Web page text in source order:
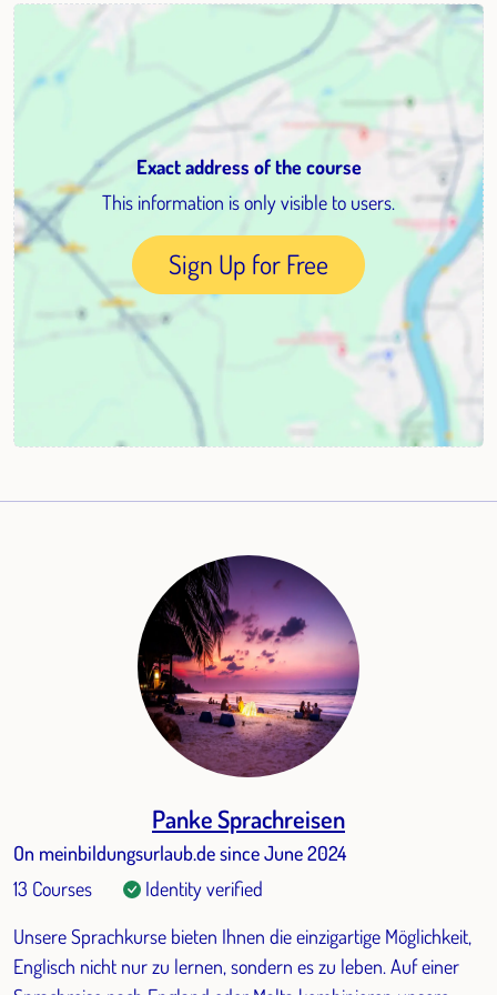
Exact address of the course
This information is only visible to users.
Sign Up for Free
Panke Sprachreisen
On meinbildungsurlaub.de since June 2024
13 Courses
Identity verified
Unsere Sprachkurse bieten Ihnen die einzigartige Möglichkeit,
Englisch nicht nur zu lernen, sondern es zu leben. Auf einer